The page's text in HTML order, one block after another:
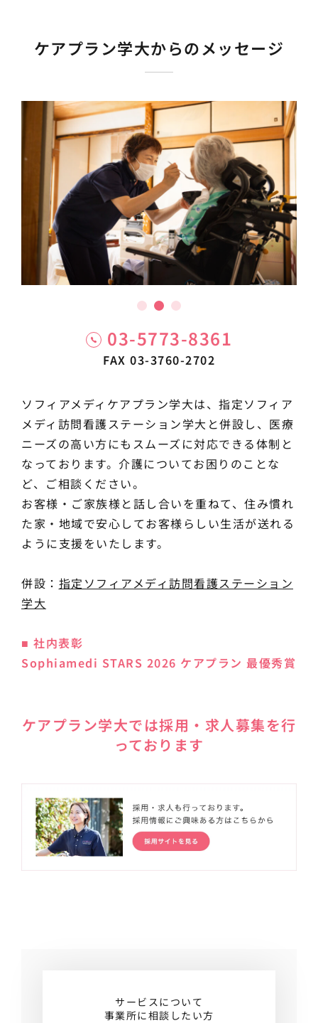
ケアプラン学大からのメッセージ
03-5773-8361
FAX 03-3760-2702
ソフィアメディケアプラン学大は、指定ソフィア
メディ訪問看護ステーション学大と併設し、医療
ニーズの高い方にもスムーズに対応できる体制と
なっております。介護についてお困りのことな
ど、ご相談ください。
お客様・ご家族様と話し合いを重ねて、住み慣れ
た家・地域で安心してお客様らしい生活が送れる
ように支援をいたします。
併設： 指定ソフィアメディ訪問看護ステーション
学大
■ 社内表彰
Sophiamedi STARS 2026 ケアプラン 最優秀賞
ケアプラン学大では採用・求人募集を行
っております
サービスについて
事業所に相談したい方